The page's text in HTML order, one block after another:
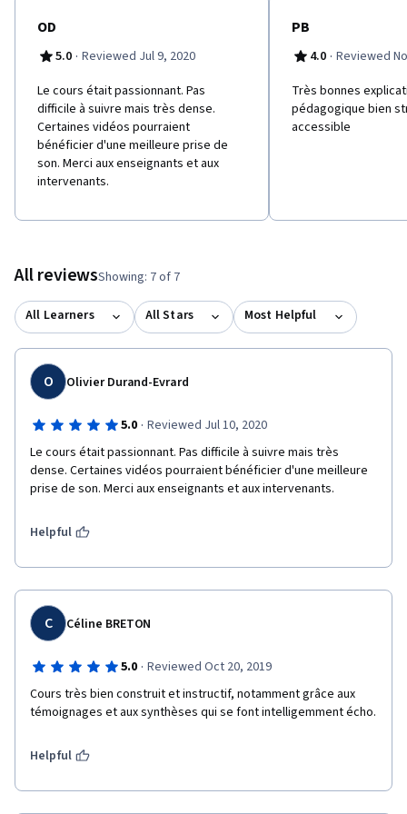
OD
5.0 · Reviewed Jul 9, 2020
Le cours était passionnant. Pas
difficile à suivre mais très dense.
Certaines vidéos pourraient
bénéficier d'une meilleure prise de
son. Merci aux enseignants et aux
intervenants.
PB
4.0 · Reviewed
T​rès bonnes
pédagogique bien
accessible
All reviewsShowing: 7 of 7
All Learners All Stars Most Helpful
O Olivier Durand-Evrard
5.0 · Reviewed Jul 10, 2020
Le cours était passionnant. Pas difficile à suivre mais très
dense. Certaines vidéos pourraient bénéficier d'une meilleure
prise de son. Merci aux enseignants et aux intervenants.
Helpful
C Céline BRETON
5.0 · Reviewed Oct 20, 2019
Cours très bien construit et instructif, notamment grâce aux
Helpful